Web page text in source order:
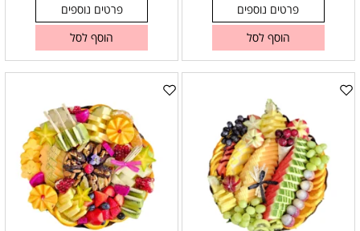
פרטים נוספים
הוסף לסל
פרטים נוספים
הוסף לסל